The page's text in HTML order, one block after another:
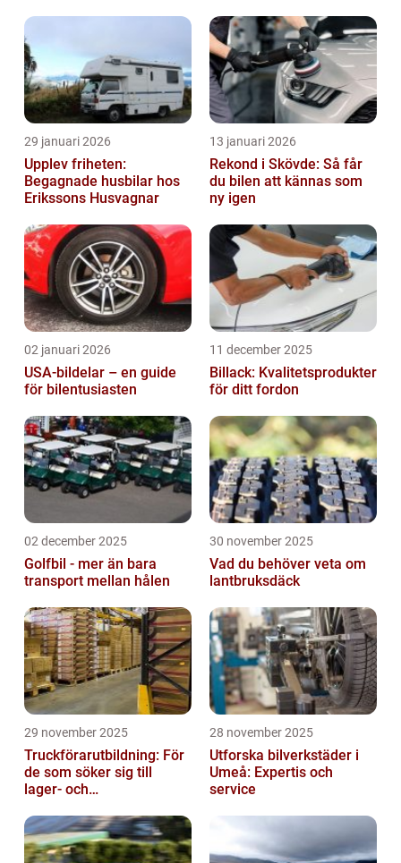
29 januari 2026
Upplev friheten:
Begagnade husbilar hos
Erikssons Husvagnar
13 januari 2026
Rekond i Skövde: Så får
du bilen att kännas som
ny igen
02 januari 2026
USA-bildelar – en guide
för bilentusiasten
11 december 2025
Billack: Kvalitetsprodukter
för ditt fordon
02 december 2025
Golfbil - mer än bara
transport mellan hålen
30 november 2025
Vad du behöver veta om
lantbruksdäck
29 november 2025
Truckförarutbildning: För
de som söker sig till
lager- och
28 november 2025
Utforska bilverkstäder i
Umeå: Expertis och
service